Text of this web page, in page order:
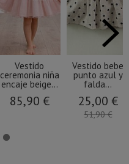
Vestido
ceremonia niña
encaje beige...
85,90 €
Vestido bebe
punto azul y
falda...
25,00 €
51,90 €